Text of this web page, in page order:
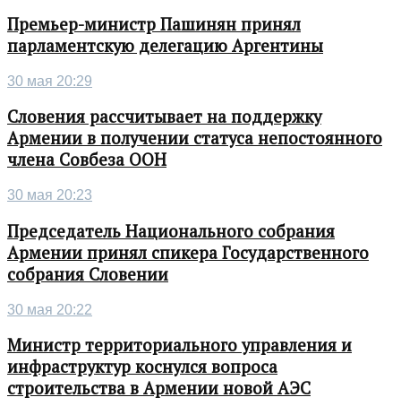
Премьер-министр Пашинян принял
парламентскую делегацию Аргентины
30 мая 20:29
Словения рассчитывает на поддержку
Армении в получении статуса непостоянного
члена Совбеза ООН
30 мая 20:23
Председатель Национального собрания
Армении принял спикера Государственного
собрания Словении
30 мая 20:22
Министр территориального управления и
инфраструктур коснулся вопроса
строительства в Армении новой АЭС